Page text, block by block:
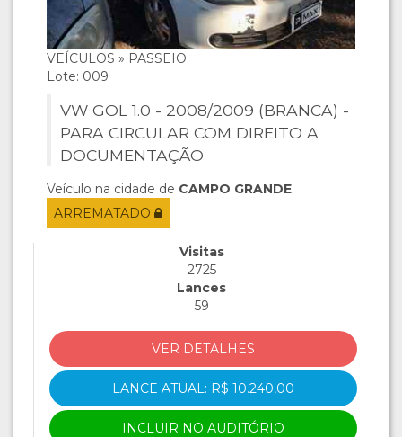
VEÍCULOS » PASSEIO
Lote: 009
VW GOL 1.0 - 2008/2009 (BRANCA) -
PARA CIRCULAR COM DIREITO A
DOCUMENTAÇÃO
Veículo na cidade de CAMPO GRANDE.
ARREMATADO
Visitas
2725
Lances
59
VER DETALHES
LANCE ATUAL: R$ 10.240,00
INCLUIR NO AUDITÓRIO